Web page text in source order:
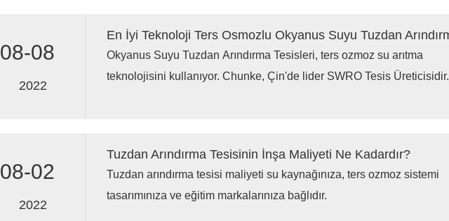
08-08
2022
Okyanus Suyu Tuzdan Arındırma Tesisleri, ters ozmoz su arıtma
teknolojisini kullanıyor. Chunke, Çin'de lider SWRO Tesis Üreticisidir.
08-02
2022
Tuzdan Arındırma Tesisinin İnşa Maliyeti Ne Kadardır?
Tuzdan arındırma tesisi maliyeti su kaynağınıza, ters ozmoz sistemi
tasarımınıza ve eğitim markalarınıza bağlıdır.